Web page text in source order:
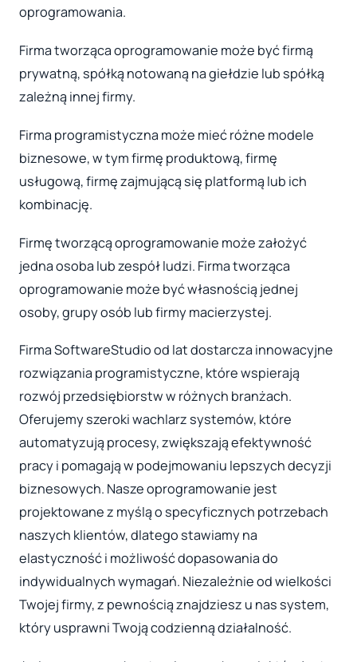
oprogramowania.
Firma tworząca oprogramowanie może być firmą
prywatną, spółką notowaną na giełdzie lub spółką
zależną innej firmy.
Firma programistyczna może mieć różne modele
biznesowe, w tym firmę produktową, firmę
usługową, firmę zajmującą się platformą lub ich
kombinację.
Firmę tworzącą oprogramowanie może założyć
jedna osoba lub zespół ludzi. Firma tworząca
oprogramowanie może być własnością jednej
osoby, grupy osób lub firmy macierzystej.
Firma SoftwareStudio od lat dostarcza innowacyjne
rozwiązania programistyczne, które wspierają
rozwój przedsiębiorstw w różnych branżach.
Oferujemy szeroki wachlarz systemów, które
automatyzują procesy, zwiększają efektywność
pracy i pomagają w podejmowaniu lepszych decyzji
biznesowych. Nasze oprogramowanie jest
projektowane z myślą o specyficznych potrzebach
naszych klientów, dlatego stawiamy na
elastyczność i możliwość dopasowania do
indywidualnych wymagań. Niezależnie od wielkości
Twojej firmy, z pewnością znajdziesz u nas system,
który usprawni Twoją codzienną działalność.